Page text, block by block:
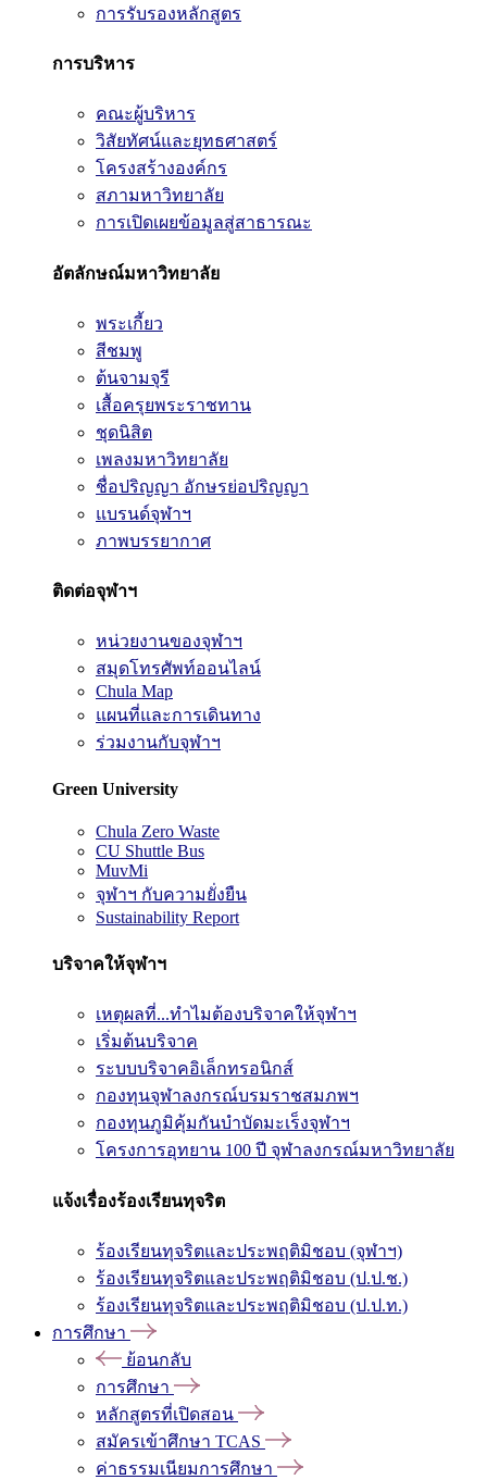
การรับรองหลักสูตร
การบริหาร
คณะผู้บริหาร
วิสัยทัศน์และยุทธศาสตร์
โครงสร้างองค์กร
สภามหาวิทยาลัย
การเปิดเผยข้อมูลสู่สาธารณะ
อัตลักษณ์มหาวิทยาลัย
พระเกี้ยว
สีชมพู
ต้นจามจุรี
เสื้อครุยพระราชทาน
ชุดนิสิต
เพลงมหาวิทยาลัย
ชื่อปริญญา อักษรย่อปริญญา
แบรนด์จุฬาฯ
ภาพบรรยากาศ
ติดต่อจุฬาฯ
หน่วยงานของจุฬาฯ
สมุดโทรศัพท์ออนไลน์
Chula Map
แผนที่และการเดินทาง
ร่วมงานกับจุฬาฯ
Green University
Chula Zero Waste
CU Shuttle Bus
MuvMi
จุฬาฯ กับความยั่งยืน
Sustainability Report
บริจาคให้จุฬาฯ
เหตุผลที่...ทำไมต้องบริจาคให้จุฬาฯ
เริ่มต้นบริจาค
ระบบบริจาคอิเล็กทรอนิกส์
กองทุนจุฬาลงกรณ์บรมราชสมภพฯ
กองทุนภูมิคุ้มกันบำบัดมะเร็งจุฬาฯ
โครงการอุทยาน 100 ปี จุฬาลงกรณ์มหาวิทยาลัย
แจ้งเรื่องร้องเรียนทุจริต
ร้องเรียนทุจริตและประพฤติมิชอบ (จุฬาฯ)
ร้องเรียนทุจริตและประพฤติมิชอบ (ป.ป.ช.)
ร้องเรียนทุจริตและประพฤติมิชอบ (ป.ป.ท.)
การศึกษา
ย้อนกลับ
การศึกษา
หลักสูตรที่เปิดสอน
สมัครเข้าศึกษา TCAS
ค่าธรรมเนียมการศึกษา